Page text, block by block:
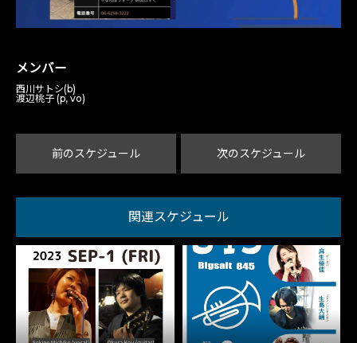
メンバー
西川サトシ(b)
渡辺桃子 (p, vo)
前のスケジュール 次のスケジュール
関連スケジュール